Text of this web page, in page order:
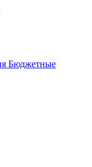
Бюджетные